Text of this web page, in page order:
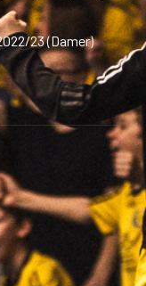
23 (Damer)